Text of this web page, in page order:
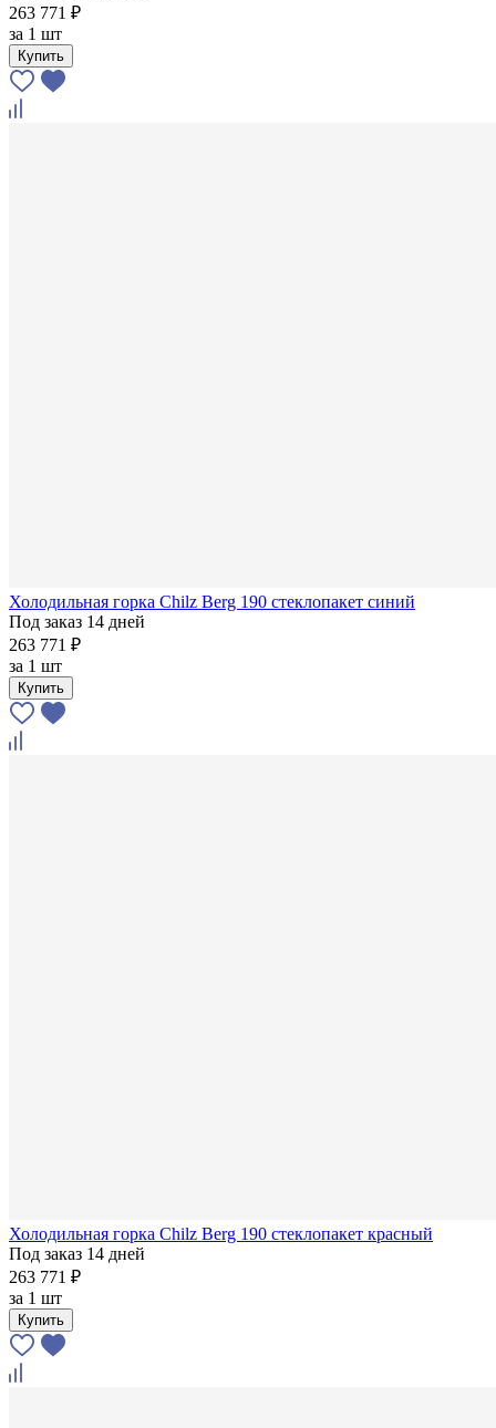
263 771 ₽
за 1 шт
Купить
Холодильная горка Chilz Berg 190 стеклопакет синий
Под заказ 14 дней
263 771 ₽
за 1 шт
Купить
Холодильная горка Chilz Berg 190 стеклопакет красный
Под заказ 14 дней
263 771 ₽
за 1 шт
Купить